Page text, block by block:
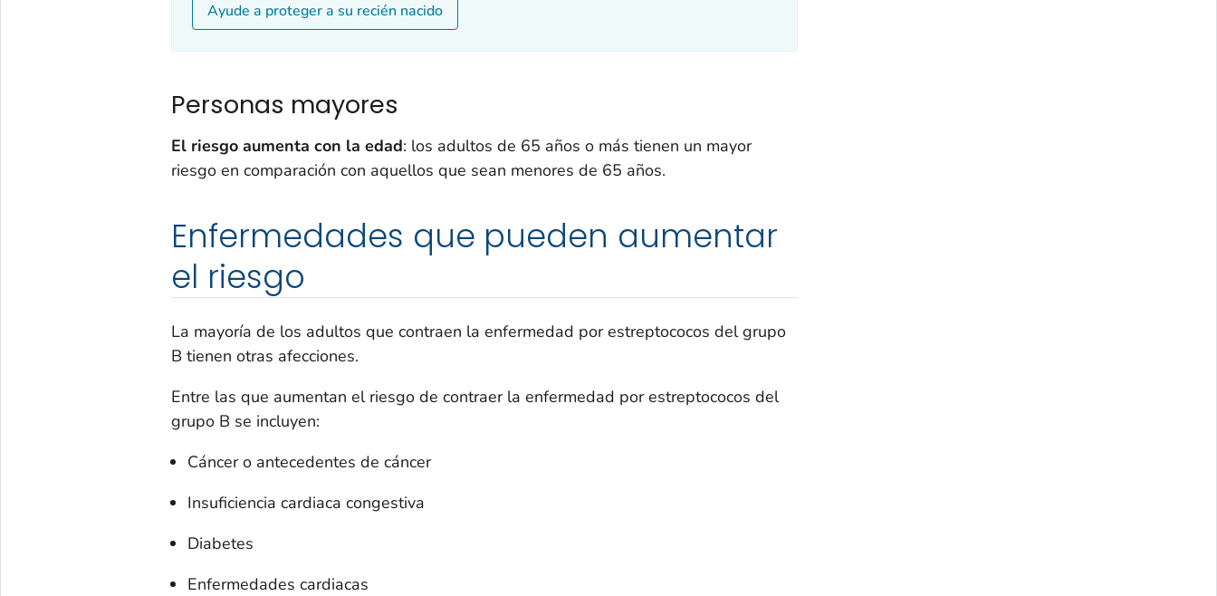
Ayude a proteger a su recién nacido
Personas mayores
El riesgo aumenta con la edad: los adultos de 65 años o más tienen un mayor
riesgo en comparación con aquellos que sean menores de 65 años.
Enfermedades que pueden aumentar
el riesgo
La mayoría de los adultos que contraen la enfermedad por estreptococos del grupo
B tienen otras afecciones.
Entre las que aumentan el riesgo de contraer la enfermedad por estreptococos del
grupo B se incluyen:
Cáncer o antecedentes de cáncer
Insuficiencia cardiaca congestiva
Diabetes
Enfermedades cardiacas